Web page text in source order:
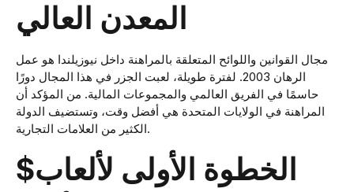
المعدن العالي
مجال القوانين واللوائح المتعلقة بالمراهنة داخل نيوزيلندا هو عمل
الرهان 2003. لفترة طويلة، لعبت الجزر في هذا المجال دورًا
حاسمًا في الفريق العالمي والمجموعات المالية. من المؤكد أن
المراهنة في الولايات المتحدة هي أفضل وقت، وتستضيف الدولة
الكثير من العلامات التجارية.
$الخطوة الأولى لألعاب